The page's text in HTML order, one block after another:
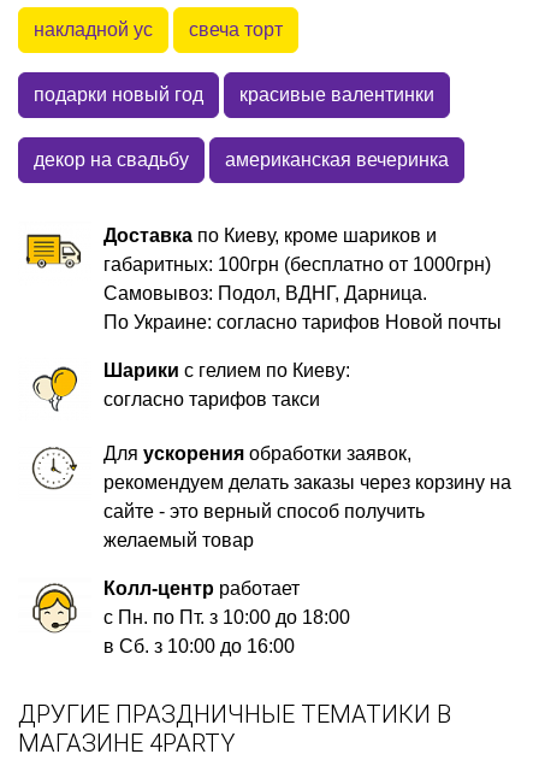
накладной ус свеча торт
подарки новый год красивые валентинки
декор на свадьбу американская вечеринка
Доставка по Киеву, кроме шариков и
габаритных: 100грн (бесплатно от 1000грн)
Самовывоз: Подол, ВДНГ, Дарница.
По Украине: согласно тарифов Новой почты
Шарики с гелием по Киеву:
согласно тарифов такси
Дляускорения обработки заявок,
рекомендуем делать заказы через корзину на
сайте - это верный способ получить
желаемый товар
Колл-центр работает
с Пн. по Пт. з 10:00 до 18:00
в Сб. з 10:00 до 16:00
ДРУГИЕ ПРАЗДНИЧНЫЕ ТЕМАТИКИ В
МАГАЗИНЕ 4PARTY